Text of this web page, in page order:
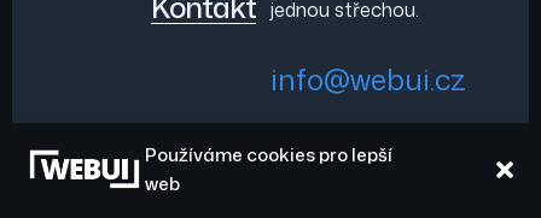
Používáme cookies pro lepší
web
jednou střechou.
info@webui.cz
+420 778 029 782